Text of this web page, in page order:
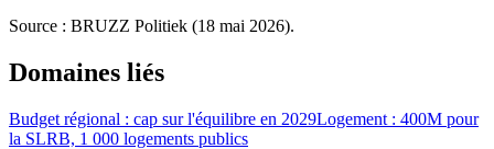
Source : BRUZZ Politiek (18 mai 2026).
Domaines liés
Budget régional : cap sur l'équilibre en 2029Logement : 400M pour
la SLRB, 1 000 logements publics